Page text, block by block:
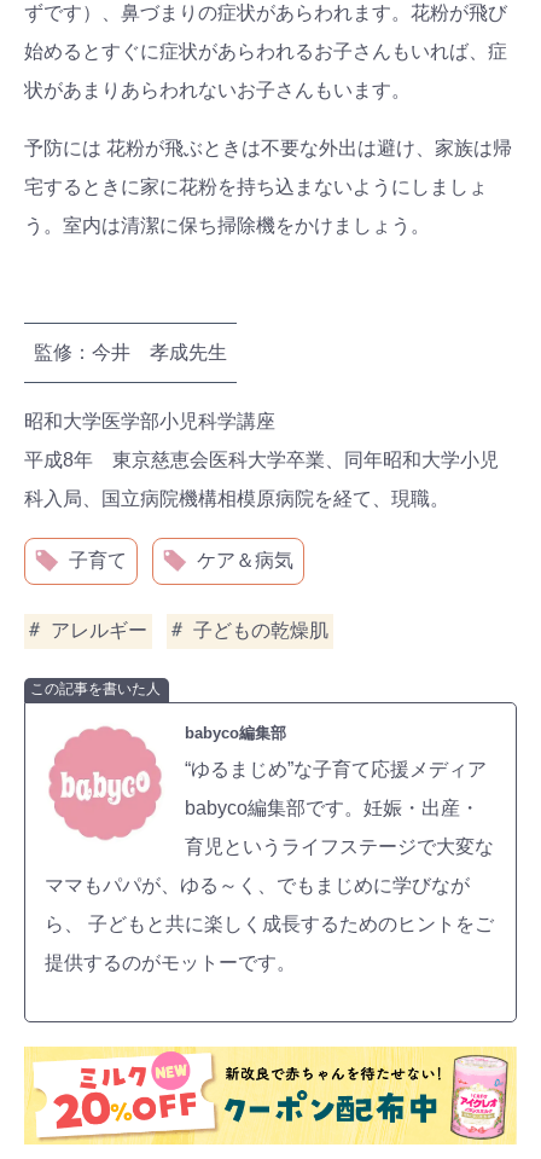
ずです）、鼻づまりの症状があらわれます。花粉が飛び
始めるとすぐに症状があらわれるお子さんもいれば、症
状があまりあらわれないお子さんもいます。
予防には 花粉が飛ぶときは不要な外出は避け、家族は帰
宅するときに家に花粉を持ち込まないようにしましょ
う。室内は清潔に保ち掃除機をかけましょう。
監修：今井 孝成先生
昭和大学医学部小児科学講座
平成8年 東京慈恵会医科大学卒業、同年昭和大学小児
科入局、国立病院機構相模原病院を経て、現職。
子育て ケア＆病気
アレルギー 子どもの乾燥肌
この記事を書いた人
babyco編集部
“ゆるまじめ”な子育て応援メディア
babyco編集部です。妊娠・出産・
育児というライフステージで大変な
ママもパパが、ゆる～く、でもまじめに学びなが
ら、 子どもと共に楽しく成長するためのヒントをご
提供するのがモットーです。